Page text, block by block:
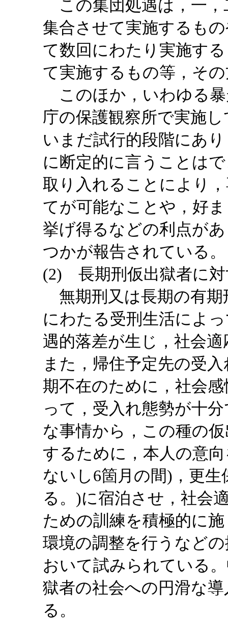
この集団処遇は，一，
集合させて実施するも
て数回にわたり実施す
て実施するもの等，そ
このほか，いわゆる暴
庁の保護観察所で実施
いまだ試行的段階にあ
に断定的に言うことは
取り入れることにより
てが可能なことや，好
挙げ得るなどの利点が
つかが報告されている。
(2) 長期刑仮出獄者に対
無期刑又は長期の有期
にわたる受刑生活によ
遇的落差が生じ，社会
また，帰住予定先の受
期不在のために，社会
って，受入れ態勢が十
な事情から，この種の
するために，本人の意
ないし6箇月の間)，更
る。)に宿泊させ，社会
ための訓練を積極的に
環境の調整を行うなど
おいて試みられている
獄者の社会への円滑な
る。